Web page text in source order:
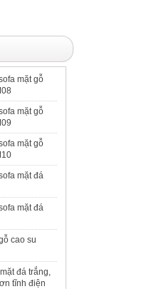
mặt gỗ
mặt gỗ
mặt gỗ
mặt đá
mặt đá
cao su
đá trắng,
tĩnh điện